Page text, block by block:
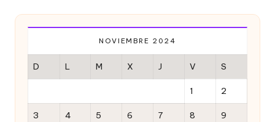
NOVIEMBRE 2024
D L M X J V S
1 2
3 4 5 6 7 8 9